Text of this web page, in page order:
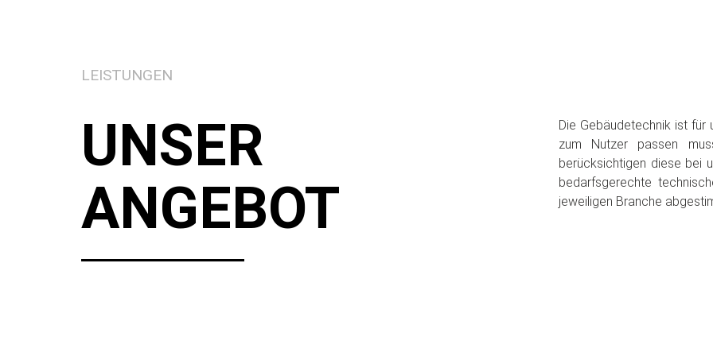
LEISTUNGEN
UNSER
ANGEBOT
Die Gebäudetechnik ist
zum Nutzer passen
berücksichtigen diese bei
bedarfsgerechte
jeweiligen Branche